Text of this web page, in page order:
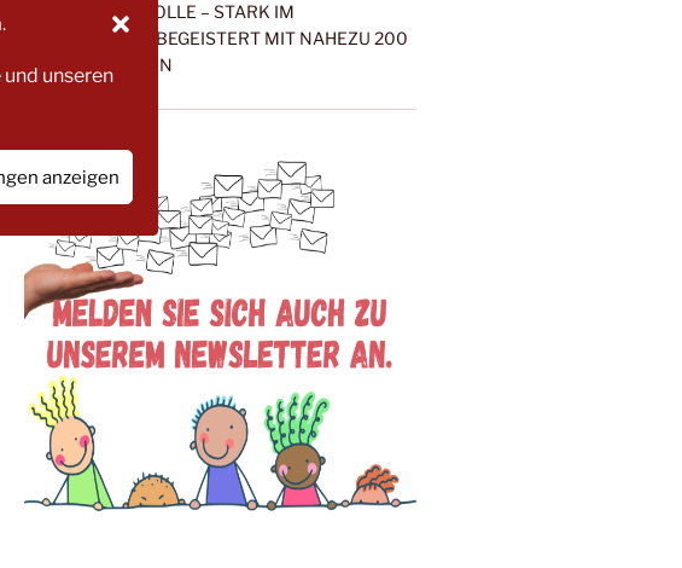
unseren
anzeigen
„KLAR IN DER ROLLE – STARK IM
MITEINANDER“ BEGEISTERT MIT NAHEZU 200
TEILNEHMENDEN